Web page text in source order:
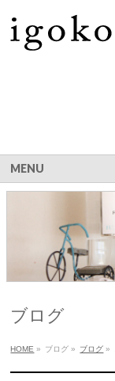
MENU
ブログ
HOME » ブログ » ブログ »